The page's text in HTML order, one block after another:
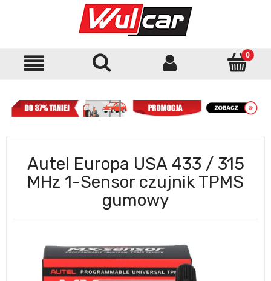
Autel Europa USA 433 / 315
MHz 1-Sensor czujnik TPMS
gumowy